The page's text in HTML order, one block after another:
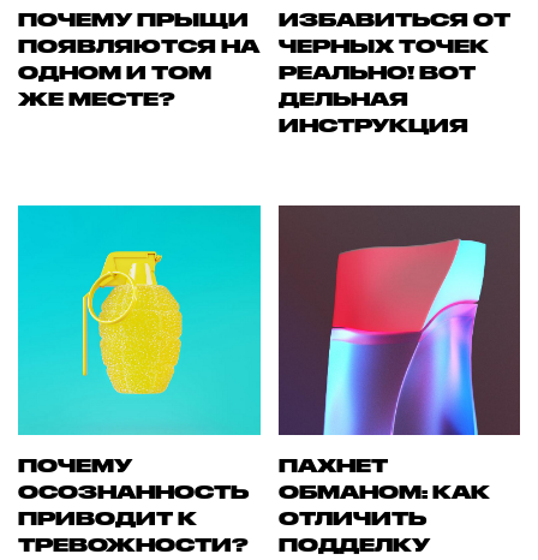
ПОЧЕМУ ПРЫЩИ
ПОЯВЛЯЮТСЯ НА
ОДНОМ И ТОМ
ЖЕ МЕСТЕ?
ИЗБАВИТЬСЯ ОТ
ЧЕРНЫХ ТОЧЕК
РЕАЛЬНО! ВОТ
ДЕЛЬНАЯ
ИНСТРУКЦИЯ
ПОЧЕМУ
ОСОЗНАННОСТЬ
ПРИВОДИТ К
ТРЕВОЖНОСТИ?
ПАХНЕТ
ОБМАНОМ: КАК
ОТЛИЧИТЬ
ПОДДЕЛКУ